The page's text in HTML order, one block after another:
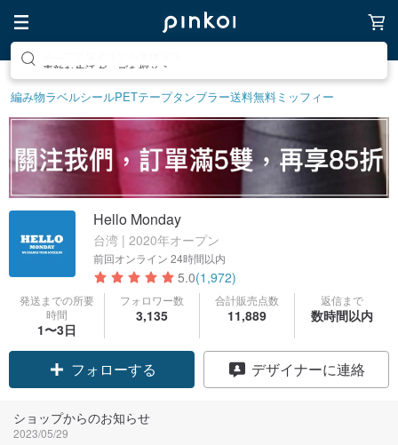
編み物ラベルシールPETテープタンブラー送料無料ミッフィー
Hello Monday
台湾 | 2020年オープン
前回オンライン 24時間以内
5.0(1,972)
発送までの所要
時間
1〜3日
フォロワー数
3,135
合計販売点数
11,889
返信まで
数時間以内
クーポン取得
フォローする
デザイナーに連絡
ショップからのお知らせ
2023/05/29